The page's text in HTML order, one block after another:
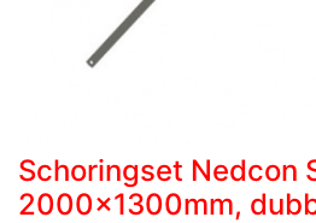
Schoringset Nedcon
2000x1300mm,